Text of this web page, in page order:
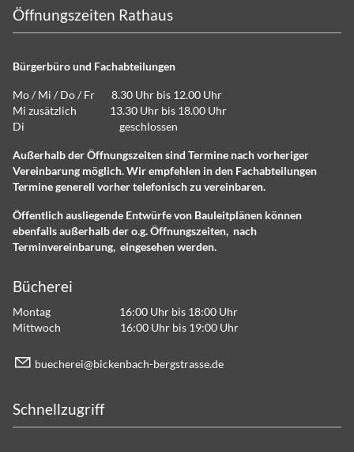
Öffnungszeiten Rathaus
Bürgerbüro und Fachabteilungen
Mo / Mi / Do / Fr 8.30 Uhr bis 12.00 Uhr
Mi zusätzlich 13.30 Uhr bis 18.00 Uhr
Di geschlossen
Außerhalb der Öffnungszeiten sind Termine nach vorheriger
Vereinbarung möglich. Wir empfehlen in den Fachabteilungen
Termine generell vorher telefonisch zu vereinbaren.
Öffentlich ausliegende Entwürfe von Bauleitplänen können
ebenfalls außerhalb der o.g. Öffnungszeiten, nach
Terminvereinbarung, eingesehen werden.
Bücherei
Montag 16:00 Uhr bis 18:00 Uhr
Mittwoch 16:00 Uhr bis 19:00 Uhr
b ch r b ck nb ch-b rgstr ss d
Schnellzugriff